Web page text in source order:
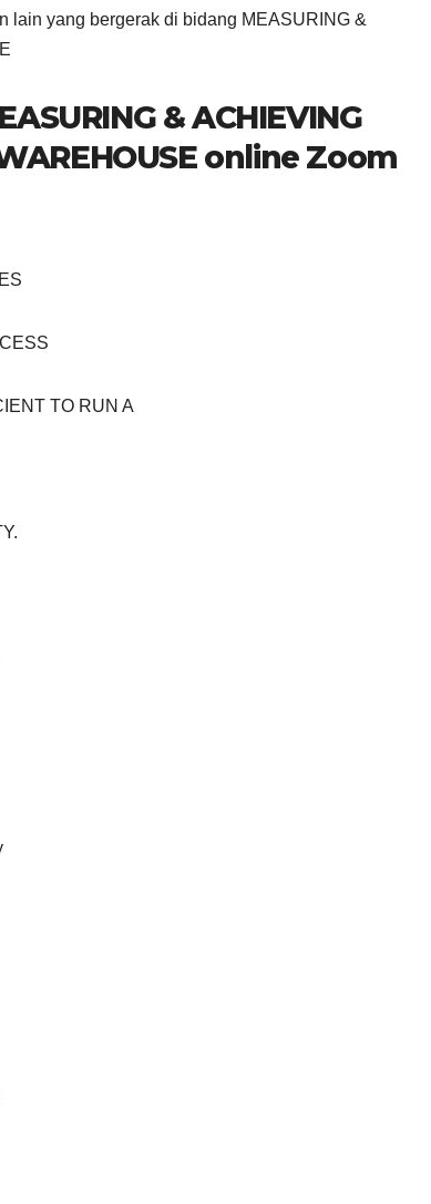
lain yang bergerak di bidang MEASURING &
& ACHIEVING
online Zoom
TO RUN A